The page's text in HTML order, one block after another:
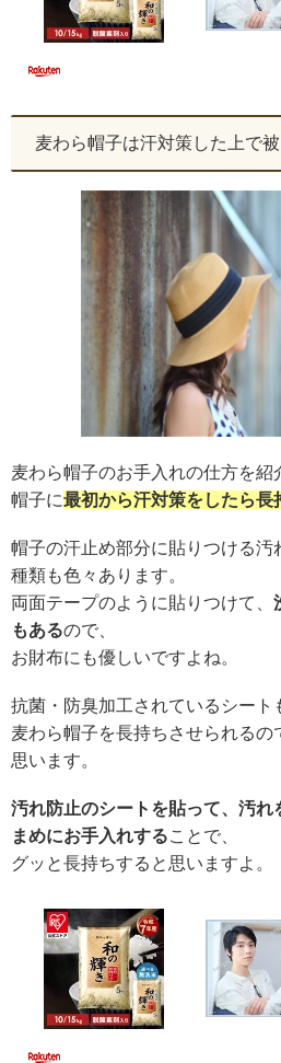
麦わら帽子は汗対策した上で
麦わら帽子のお手入れの仕方を紹
帽子に最初から汗対策をしたら長
帽子の汗止め部分に貼りつける汚
種類も色々あります。
両面テープのように貼りつけて、
もあるので、
お財布にも優しいですよね。
抗菌・防臭加工されているシート
麦わら帽子を長持ちさせられるの
思います。
汚れ防止のシートを貼って、汚れ
まめにお手入れすることで、
グッと長持ちすると思いますよ。